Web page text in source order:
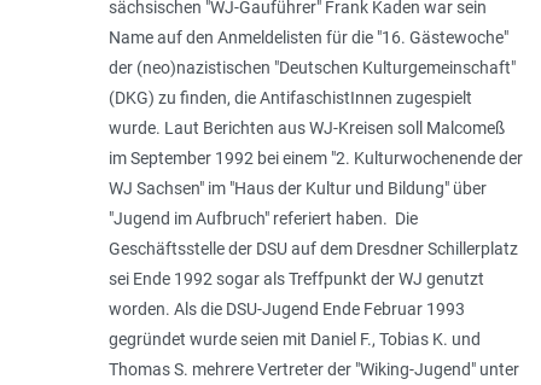
sächsischen "WJ-Gauführer" Frank Kaden war sein
Name auf den Anmeldelisten für die "16. Gästewoche"
der (neo)nazistischen "Deutschen Kulturgemeinschaft"
(DKG) zu finden, die AntifaschistInnen zugespielt
wurde. Laut Berichten aus WJ-Kreisen soll Malcomeß
im September 1992 bei einem "2. Kulturwochenende der
WJ Sachsen" im "Haus der Kultur und Bildung" über
"Jugend im Aufbruch" referiert haben. Die
Geschäftsstelle der DSU auf dem Dresdner Schillerplatz
sei Ende 1992 sogar als Treffpunkt der WJ genutzt
worden. Als die DSU-Jugend Ende Februar 1993
gegründet wurde seien mit Daniel F., Tobias K. und
Thomas S. mehrere Vertreter der "Wiking-Jugend" unter